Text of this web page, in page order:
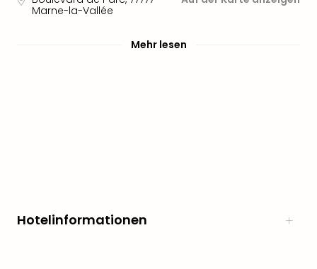
Marne-la-Vallée
Mehr lesen
Hotelinformationen